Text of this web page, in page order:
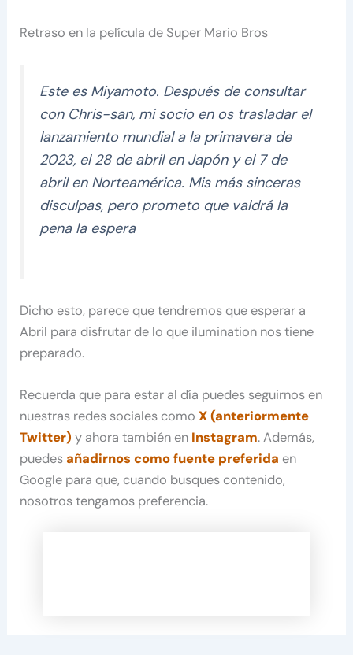
Retraso en la película de Super Mario Bros
Este es Miyamoto. Después de consultar
con Chris-san, mi socio en os trasladar el
lanzamiento mundial a la primavera de
2023, el 28 de abril en Japón y el 7 de
abril en Norteamérica. Mis más sinceras
disculpas, pero prometo que valdrá la
pena la espera
Dicho esto, parece que tendremos que esperar a
Abril para disfrutar de lo que ilumination nos tiene
preparado.
Recuerda que para estar al día puedes seguirnos en
nuestras redes sociales comoX (anteriormente
Twitter) y ahora también en Instagram. Además,
puedesañadirnos como fuente preferida en
Google para que, cuando busques contenido,
nosotros tengamos preferencia.